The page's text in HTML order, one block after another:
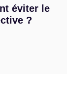
éviter le
?